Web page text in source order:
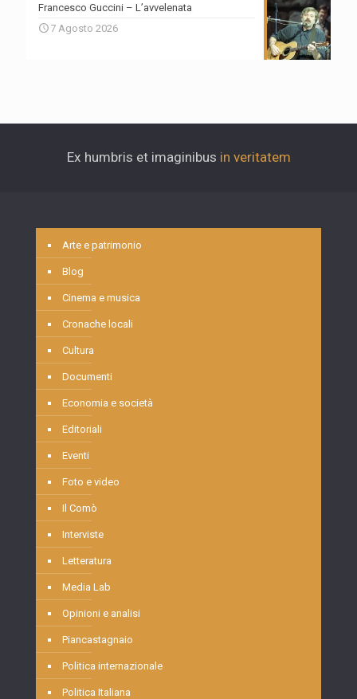
Francesco Guccini – L’avvelenata
7 Agosto 2026
Ex humbris et imaginibus in veritatem
Arte e patrimonio
Blog
Cinema e musica
Cronache locali
Cultura
Documenti
Economia e società
Editoriali
Eventi
Foto e video
Il Comò
Interviste
Letteratura
Media Lab
Opinioni e analisi
Piancastagnaio
Politica internazionale
Politica Italiana